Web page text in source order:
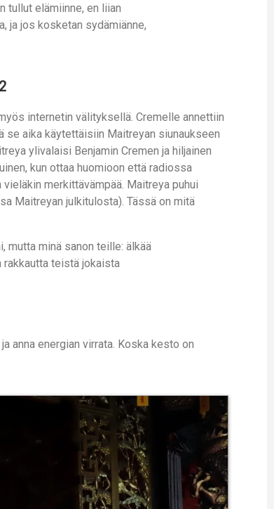
tullut elämiinne, en liian
ja jos kosketan sydämiänne,
internetin välityksellä. Cremelle annettiin
aika käytettäisiin Maitreyan siunaukseen
ylivalaisi Benjamin Cremen ja hiljainen
kun ottaa huomioon että radiossa
merkittävämpää. Maitreya puhui
Maitreyan julkitulosta). Tässä on mitä
mutta minä sanon teille: älkää
rakkautta teistä jokaista
anna energian virrata. Koska kesto on